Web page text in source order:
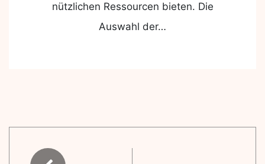
nützlichen Ressourcen bieten. Die
Auswahl der…